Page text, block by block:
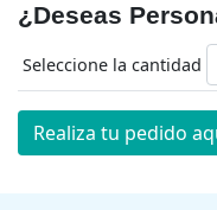
¿Deseas
Seleccione la cantidad
Realiza tu pedido